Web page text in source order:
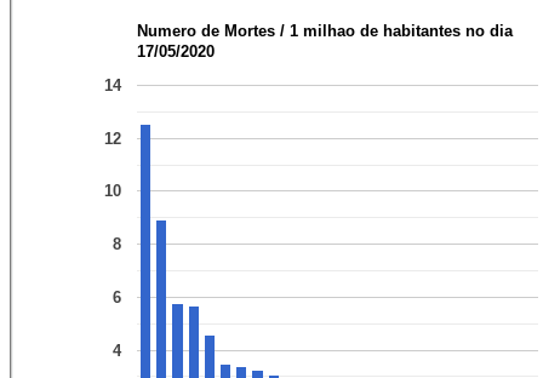
Numero de Mortes / 1 milhao de habitantes no dia
17/05/2020
4
6
8
10
12
14